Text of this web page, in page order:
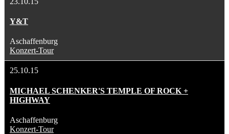
Y&T
Aschaffenburg
Konzert-Tour
25.10.15
MICHAEL SCHENKER'S TEMPLE OF ROCK +
HIGHWAY
Aschaffenburg
Konzert-Tour